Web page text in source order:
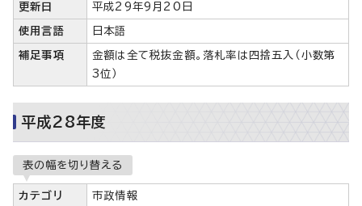
更新日 平成29年9月20日
使用言語 日本語
補足事項
金額は全て税抜金額。落札率は四捨五入（小数第
3位）
平成28年度
表の幅を切り替える
カテゴリ 市政情報